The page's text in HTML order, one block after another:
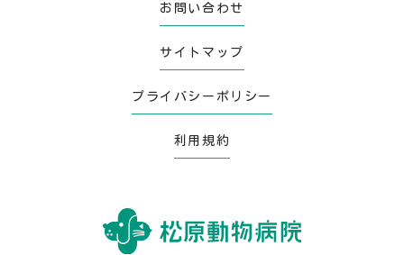
お問い合わせ
サイトマップ
プライバシーポリシー
利用規約